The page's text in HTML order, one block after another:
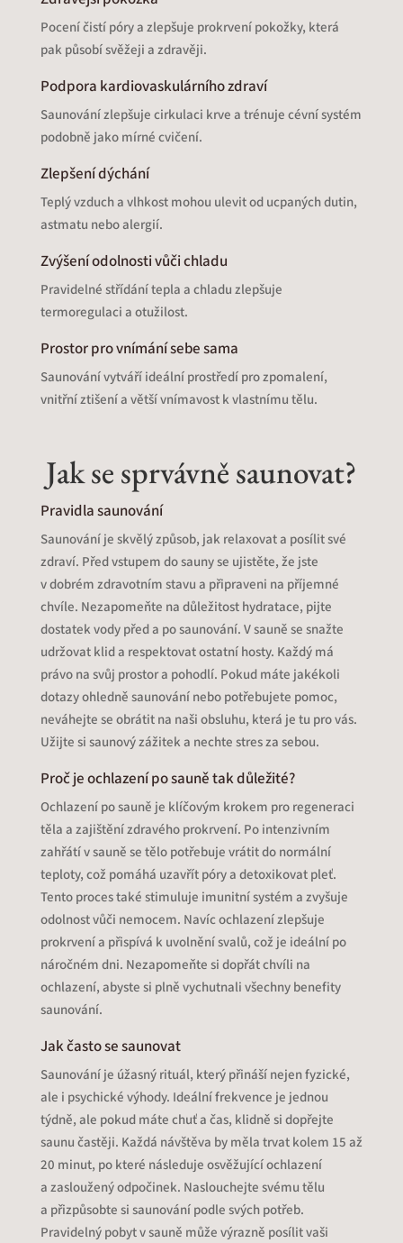
Pocení čistí póry a zlepšuje prokrvení pokožky, která
pak působí svěžeji a zdravěji.
Podpora kardiovaskulárního zdraví
Saunování zlepšuje cirkulaci krve a trénuje cévní systém
podobně jako mírné cvičení.
Zlepšení dýchání
Teplý vzduch a vlhkost mohou ulevit od ucpaných dutin,
astmatu nebo alergií.
Zvýšení odolnosti vůči chladu
Pravidelné střídání tepla a chladu zlepšuje
termoregulaci a otužilost.
Prostor pro vnímání sebe sama
Saunování vytváří ideální prostředí pro zpomalení,
vnitřní ztišení a větší vnímavost k vlastnímu tělu.
Jak se sprvávně saunovat?
Pravidla saunování
Saunování je skvělý způsob, jak relaxovat a posílit své
zdraví. Před vstupem do sauny se ujistěte, že jste
v dobrém zdravotním stavu a připraveni na příjemné
chvíle. Nezapomeňte na důležitost hydratace, pijte
dostatek vody před a po saunování. V sauně se snažte
udržovat klid a respektovat ostatní hosty. Každý má
právo na svůj prostor a pohodlí. Pokud máte jakékoli
dotazy ohledně saunování nebo potřebujete pomoc,
neváhejte se obrátit na naši obsluhu, která je tu pro vás.
Užijte si saunový zážitek a nechte stres za sebou.
Proč je ochlazení po sauně tak důležité?
Ochlazení po sauně je klíčovým krokem pro regeneraci
těla a zajištění zdravého prokrvení. Po intenzivním
zahřátí v sauně se tělo potřebuje vrátit do normální
teploty, což pomáhá uzavřít póry a detoxikovat pleť.
Tento proces také stimuluje imunitní systém a zvyšuje
odolnost vůči nemocem. Navíc ochlazení zlepšuje
prokrvení a přispívá k uvolnění svalů, což je ideální po
náročném dni. Nezapomeňte si dopřát chvíli na
ochlazení, abyste si plně vychutnali všechny benefity
saunování.
Jak často se saunovat
Saunování je úžasný rituál, který přináší nejen fyzické,
ale i psychické výhody. Ideální frekvence je jednou
týdně, ale pokud máte chuť a čas, klidně si dopřejte
saunu častěji. Každá návštěva by měla trvat kolem 15 až
20 minut, po které následuje osvěžující ochlazení
a zasloužený odpočinek. Naslouchejte svému tělu
a přizpůsobte si saunování podle svých potřeb.
Pravidelný pobyt v sauně může výrazně posílit vaši